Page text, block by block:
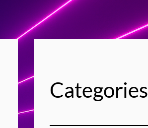
Categories